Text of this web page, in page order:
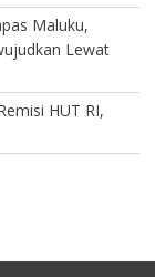
Maluku,
Lewat
HUT RI,